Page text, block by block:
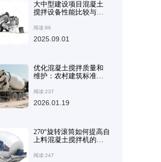
大中型建设项目混凝土
搅拌设备性能比较与优
阅读:88
2025.09.01
优化混凝土搅拌质量和
维护：农村建筑标准化
阅读:237
2026.01.19
270°旋转滚筒如何提高自
上料混凝土搅拌机的卸
阅读:247